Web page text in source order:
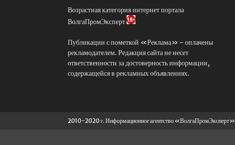
Возрастная категория интернет портала
ВолгаПромЭксперт
Публикации с пометкой «Реклама» - оплачены
рекламодателем. Редакция сайта не несет
ответственности за достоверность информации,
содержащейся в рекламных объявлениях.
2010-2020 г. Информационное агентство «ВолгаПромЭксперт»